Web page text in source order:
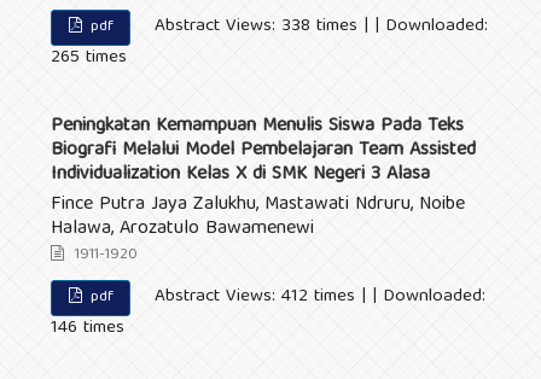
pdf
Abstract Views: 338 times | | Downloaded:
265 times
Peningkatan Kemampuan Menulis Siswa Pada Teks
Biografi Melalui Model Pembelajaran Team Assisted
Individualization Kelas X di SMK Negeri 3 Alasa
Fince Putra Jaya Zalukhu, Mastawati Ndruru, Noibe
Halawa, Arozatulo Bawamenewi
1911-1920
pdf
Abstract Views: 412 times | | Downloaded:
146 times